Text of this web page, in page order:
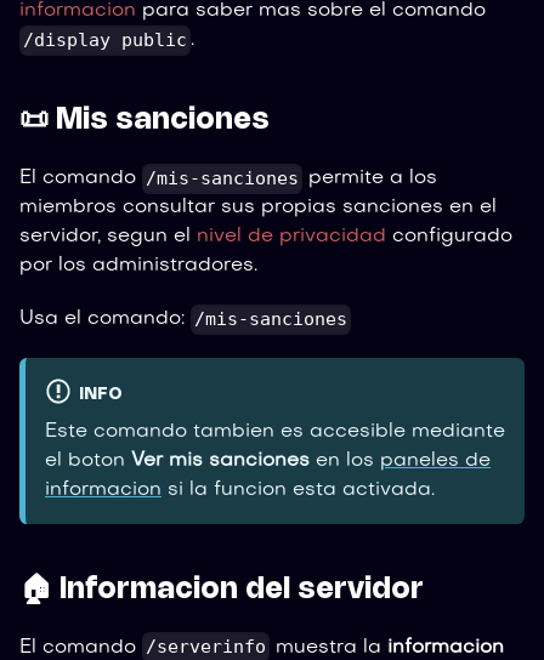
informacion para saber mas sobre el comando
/display public .
📜 Mis sanciones
El comando /mis-sanciones
permite a los
miembros consultar sus propias sanciones en el
servidor, segun el nivel de privacidad configurado
por los administradores.
Usa el comando: /mis-sanciones
INFO
Este comando tambien es accesible mediante
el boton Ver mis sanciones en los paneles de
informacion si la funcion esta activada.
🏠 Informacion del servidor
El comando /serverinfo muestra la informacion